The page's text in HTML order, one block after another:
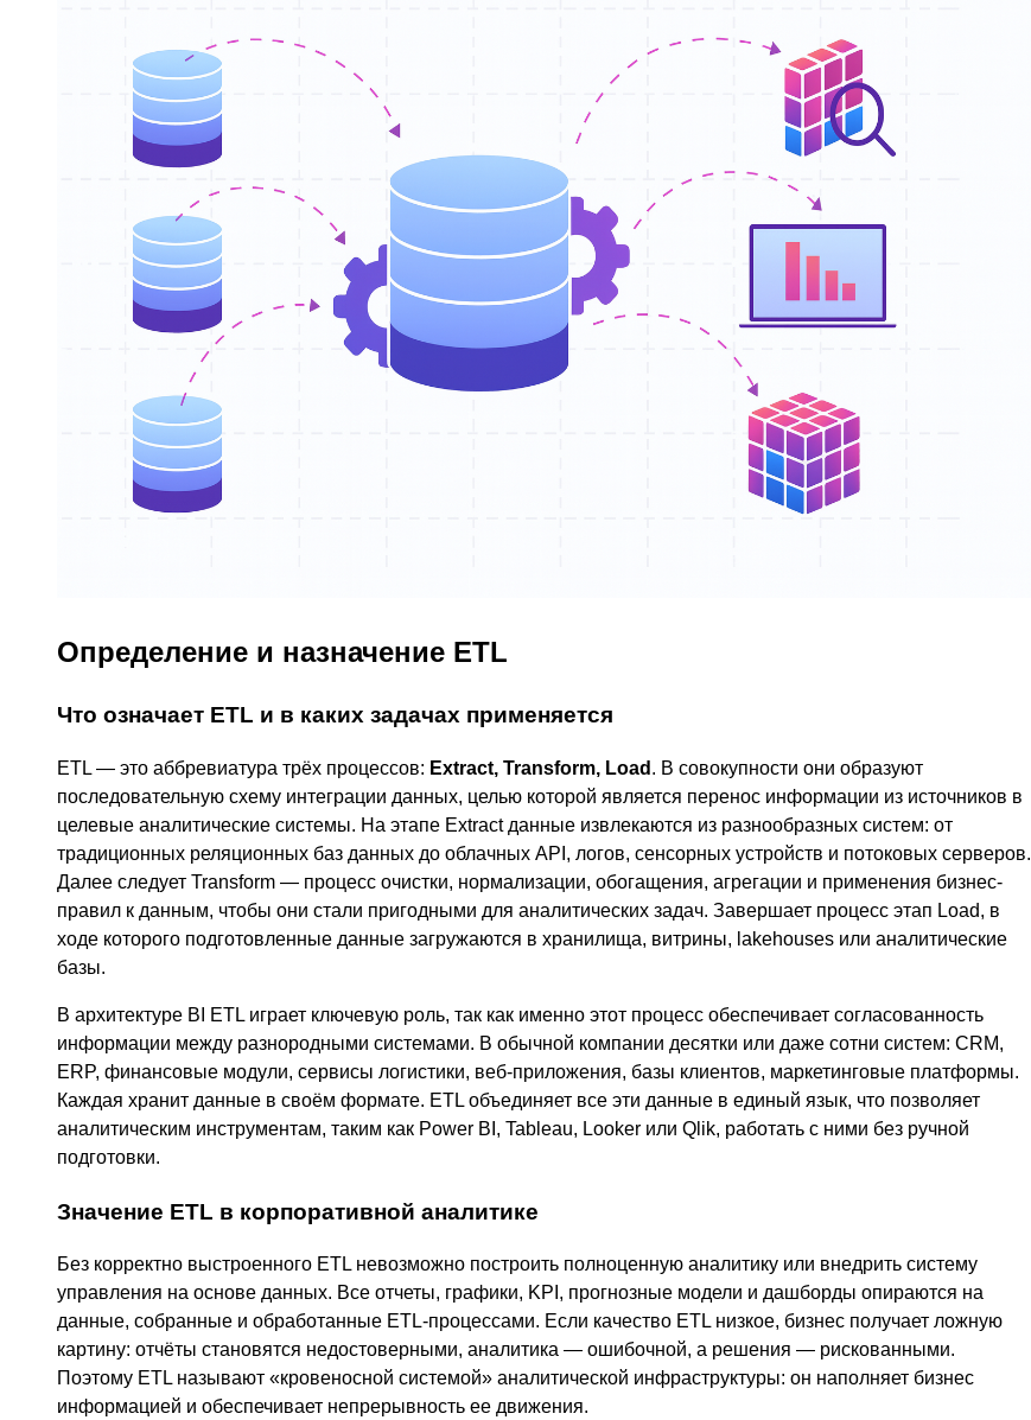
Определение и назначение ETL
Что означает ETL и в каких задачах применяется
ETL — это аббревиатура трёх процессов: Extract, Transform, Load . В совокупности они образуют
последовательную схему интеграции данных, целью которой является перенос информации из источников в
целевые аналитические системы. На этапе Extract данные извлекаются из разнообразных систем: от
традиционных реляционных баз данных до облачных API, логов, сенсорных устройств и потоковых серверов.
Далее следует Transform — процесс очистки, нормализации, обогащения, агрегации и применения бизнес-
правил к данным, чтобы они стали пригодными для аналитических задач. Завершает процесс этап Load, в
ходе которого подготовленные данные загружаются в хранилища, витрины, lakehouses или аналитические
базы.
В архитектуре BI ETL играет ключевую роль, так как именно этот процесс обеспечивает согласованность
информации между разнородными системами. В обычной компании десятки или даже сотни систем: CRM,
ERP, финансовые модули, сервисы логистики, веб-приложения, базы клиентов, маркетинговые платформы.
Каждая хранит данные в своём формате. ETL объединяет все эти данные в единый язык, что позволяет
аналитическим инструментам, таким как Power BI, Tableau, Looker или Qlik, работать с ними без ручной
подготовки.
Значение ETL в корпоративной аналитике
Без корректно выстроенного ETL невозможно построить полноценную аналитику или внедрить систему
управления на основе данных. Все отчеты, графики, KPI, прогнозные модели и дашборды опираются на
данные, собранные и обработанные ETL-процессами. Если качество ETL низкое, бизнес получает ложную
картину: отчёты становятся недостоверными, аналитика — ошибочной, а решения — рискованными.
Поэтому ETL называют «кровеносной системой» аналитической инфраструктуры: он наполняет бизнес
информацией и обеспечивает непрерывность ее движения.